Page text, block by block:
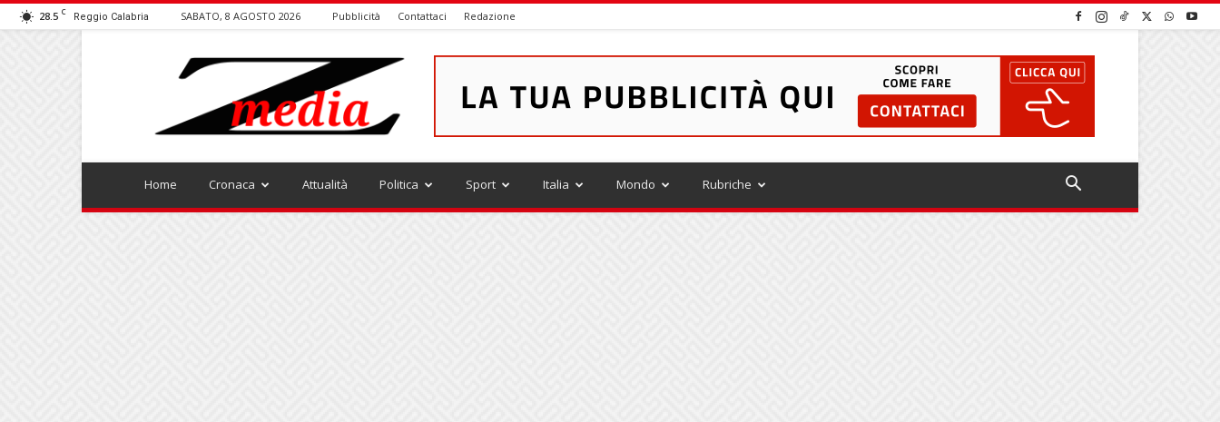
28.5 C Reggio Calabria SABATO, 8 AGOSTO 2026 Pubblicità Contattaci Redazione
ZMEDIA
Home Cronaca Attualità Politica Sport Italia Mondo Rubriche